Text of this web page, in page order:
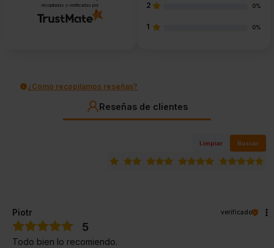
recopiladas y verificadas por 2 0%
1 0%
¿Cómo recopilamos reseñas?
Reseñas de clientes
Limpiar Buscar
Piotr verificado
5
Todo bien lo recomiendo.